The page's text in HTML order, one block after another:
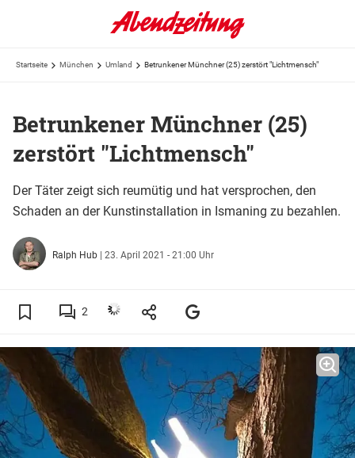
Startseite München Umland Betrunkener Münchner (25) zerstört "Lichtmensch"
Betrunkener Münchner (25)
zerstört "Lichtmensch"
Der Täter zeigt sich reumütig und hat versprochen, den
Schaden an der Kunstinstallation in Ismaning zu bezahlen.
Ralph Hub | 23. April 2021 - 21:00 Uhr
2